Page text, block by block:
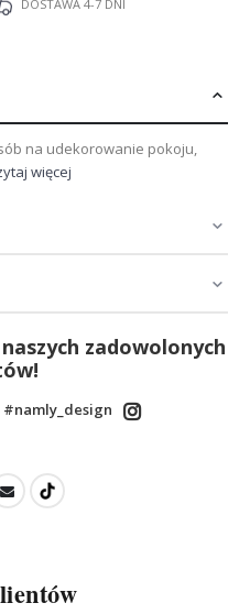
DOSTAWA 4-7 DNI
na udekorowanie pokoju,
więcej
zadowolonych
#namly_design